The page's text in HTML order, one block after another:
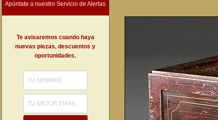
Apúntate a nuestro Servicio de Alertas
Te avisaremos cuando haya
nuevas piezas, descuentos y
oportunidades.